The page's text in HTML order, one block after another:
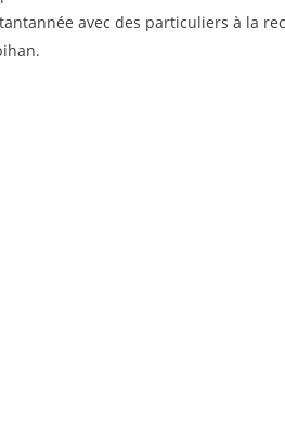
avec des particuliers à la